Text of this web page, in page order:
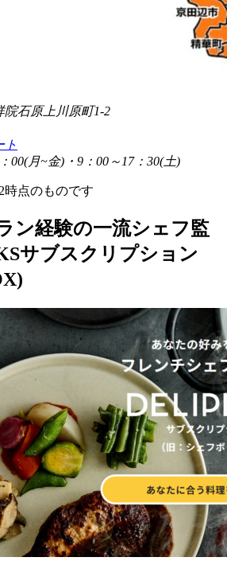
石原上川原町1-2
ト
00(月~金)・9：00～17：30(土)
時点のものです
ン経験の一流シェフ監
サブスクリプション